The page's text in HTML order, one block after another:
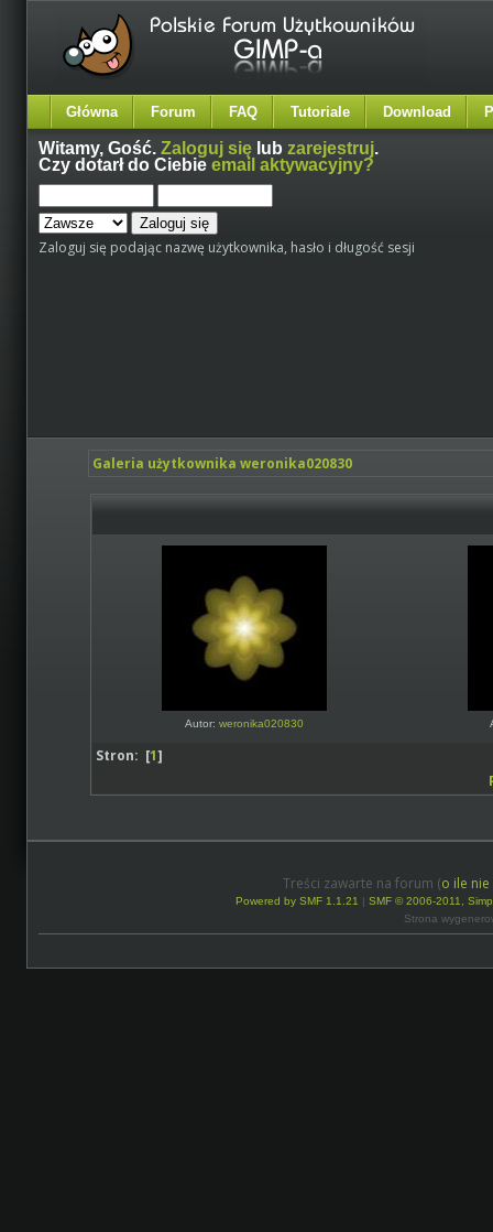
Główna Forum FAQ Tutoriale Download
Witamy, Gość. Zaloguj się lub zarejestruj.
Czy dotarł do Ciebie email aktywacyjny?
Zaloguj się podając nazwę użytkownika, hasło i długość sesji
Galeria użytkownika weronika020830
Autor: weronika020830
Stron: [1]
Treści zawarte na forum (o ile
Powered by SMF 1.1.21 | SMF © 2006-2011,
Strona